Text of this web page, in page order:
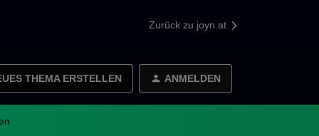
Zurück zu joyn.at
THEMA ERSTELLEN ANMELDEN